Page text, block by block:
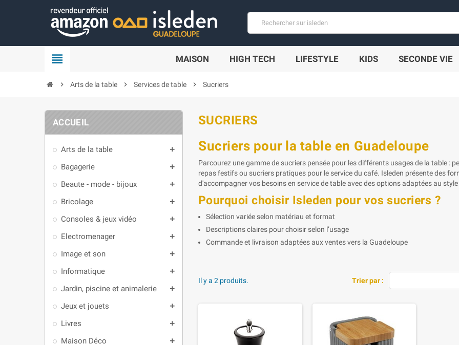
view_headline MAISON HIGH TECH LIFESTYLE KIDS SECONDE VIE
chevron_right Arts de la table chevron_right Services de table chevron_right Sucriers
ACCUEIL
Arts de la table add
Bagagerie add
Beaute - mode - bijoux add
Bricolage add
Consoles & jeux vidéo add
Electromenager add
Image et son add
Informatique add
Jardin, piscine et animalerie add
Jeux et jouets add
Livres add
Maison Déco add
SUCRIERS
Sucriers pour la table en Guadeloupe
Parcourez une gamme de sucriers pensée pour les différents usages de la table :
repas festifs ou sucriers pratiques pour le service du café. Isleden présente des
d'accompagner vos besoins en service de table avec des options adaptées au
Pourquoi choisir Isleden pour vos sucriers ?
Sélection variée selon matériau et format
Descriptions claires pour choisir selon l’usage
Commande et livraison adaptées aux ventes vers la Guadeloupe
Trier par :
Il y a 2 produits.